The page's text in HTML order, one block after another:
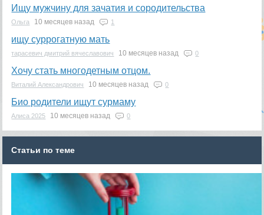
Ищу мужчину для зачатия и сородительства
Ольга 10 месяцев назад 1
ищу суррогатную мать
тарасевич дмитрий вячеславович 10 месяцев назад 0
Хочу стать многодетным отцом.
Виталий Александрович 10 месяцев назад 0
Био родители ищут сурмаму
Алиса 2025 10 месяцев назад 0
Статьи по теме